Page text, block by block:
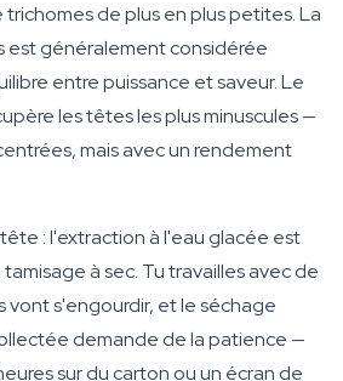
de plus en plus petites. La
est généralement considérée
entre puissance et saveur. Le
les têtes les plus minuscules —
mais avec un rendement
: l'extraction à l'eau glacée est
à sec. Tu travailles avec de
vont s'engourdir, et le séchage
demande de la patience —
sur du carton ou un écran de